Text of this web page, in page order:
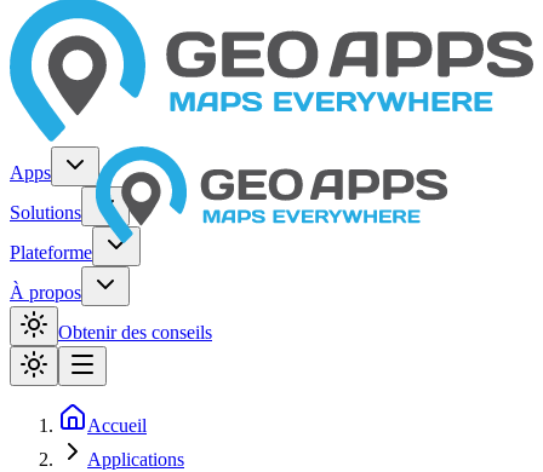
Apps
Solutions
Plateforme
À propos
Obtenir des conseils
Accueil
Applications